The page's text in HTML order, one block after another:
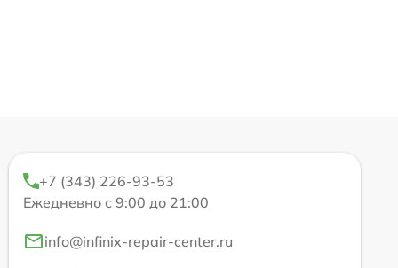
+7 (343) 226-93-53
Ежедневно с 9:00 до 21:00
info@infinix-repair-center.ru